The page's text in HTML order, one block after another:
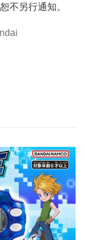
不另行通知。